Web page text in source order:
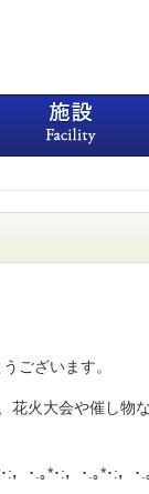
ございます。
花火大会や催し物
:，･.｡*･:，･.｡*･:，･.